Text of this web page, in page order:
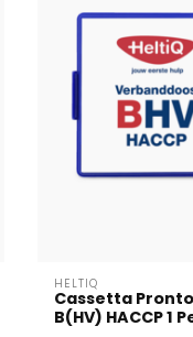
HELTIQ
Cassetta
B(HV) HACCP 1